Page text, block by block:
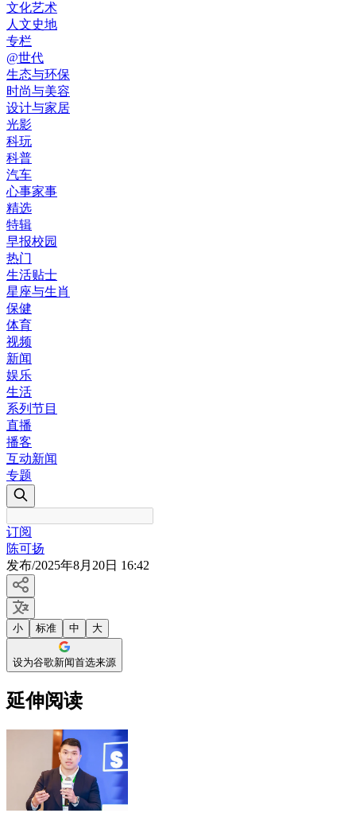
文化艺术
人文史地
专栏
@世代
生态与环保
时尚与美容
设计与家居
光影
科玩
科普
汽车
心事家事
精选
特辑
早报校园
热门
生活贴士
星座与生肖
保健
体育
视频
新闻
娱乐
生活
系列节目
直播
播客
互动新闻
专题
订阅
陈可扬
发布/2025年8月20日 16:42
小 标准 中 大
设为谷歌新闻首选来源
延伸阅读